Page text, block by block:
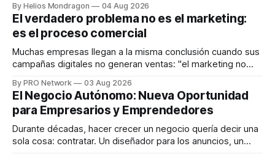
dispositivos inteligentes, inteligencia artificial y monitoreo
en tiempo real para ayudar a las personas a tomar mejores
decisiones sobre su salud metabólica. Su propuesta busca
responder
By Helios Mondragon 04 Aug 2026
El verdadero problema no es el marketing:
es el proceso comercial
Muchas empresas llegan a la misma conclusión cuando sus
campañas digitales no generan ventas: "el marketing no
INTERIUS, el problema suele estar en otro lugar. Durante
una entrevista para el podcast SER PRO, el especialista en
marketing digital explicó que
By PRO Network 03 Aug 2026
El Negocio Autónomo: Nueva Oportunidad
para Empresarios y Emprendedores
Durante décadas, hacer crecer un negocio quería decir una
sola cosa: contratar. Un diseñador para los anuncios, un